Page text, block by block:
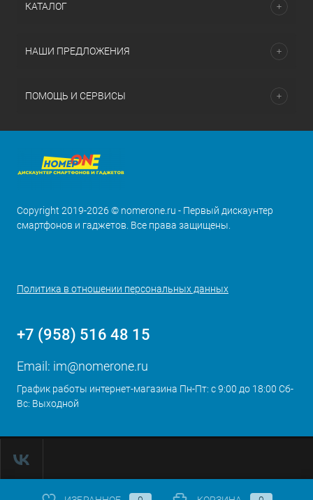
КАТАЛОГ
НАШИ ПРЕДЛОЖЕНИЯ
ПОМОЩЬ И СЕРВИСЫ
Copyright 2019-2026 © nomerone.ru - Первый дискаунтер
смартфонов и гаджетов. Все права защищены.
Политика в отношении персональных данных
+7 (958) 516 48 15
Email: im@nomerone.ru
График работы интернет-магазина Пн-Пт: с 9:00 до 18:00 Сб-
Вс: Выходной